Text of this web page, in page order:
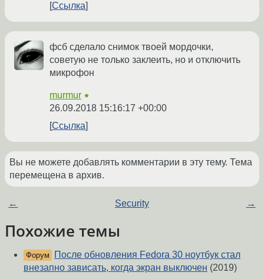
Ссылка
фсб сделало снимок твоей мордочки,
советую не только заклеить, но и отключить
микрофон
murmur ★
26.09.2018 15:16:17 +00:00
Ссылка
Вы не можете добавлять комментарии в эту тему. Тема
перемещена в архив.
← Security →
Похожие темы
Форум
После обновления Fedora 30 ноутбук стал
внезапно зависать, когда экран выключен (2019)